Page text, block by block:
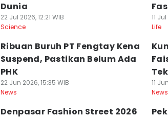
Dunia
22 Jul 2026, 12:21 WIB
Science
11
Life
Ribuan Buruh PT Fengtay Kena
Suspend, Pastikan Belum Ada
PHK
22 Jun 2026, 15:35 WIB
News
11
News
Denpasar Fashion Street 2026